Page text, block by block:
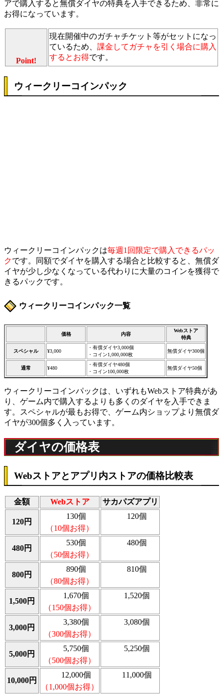
アで購入すると無償ダイヤの特典を入手できるため、非常に
お得になっています。
Point!
現在開催中のガチャチケット等がセットになっ
ているため、 課金してガチャを引く場合に購入
するとお得です。
ウィークリーコインパック
ウィークリーコインパックは毎週1回限定で購入できるパッ
クです。同額でダイヤを購入する場合と比較すると、無償ダ
イヤが少し少なくなっている代わりに大量のコインを獲得で
きるパックです。
ウィークリーコインパック一覧
価格 内容
Webストア
特典
スペシャル ¥3,000
・有償ダイヤ3,000個
・コイン1,000,000枚
無償ダイヤ300個
通常 ¥480
・有償ダイヤ480個
・コイン100,000枚
無償ダイヤ50個
ウィークリーコインパックは、いずれもWebストア特典があ
り、ゲーム内で購入するよりも多くのダイヤを入手できま
す。スペシャルが最もお得で、ゲーム内ショップより無償ダ
イヤが300個多く入っています。
ダイヤの価格表
Webストアとアプリ内ストアの価格比較表
金額 Webストア サカパズアプリ
120円
130個
（10個お得）
120個
480円
530個
（50個お得）
480個
800円
890個
（80個お得）
810個
1,500円
1,670個
（150個お得）
1,520個
3,000円
3,380個
（300個お得）
3,080個
5,000円
5,750個
（500個お得）
5,250個
10,000円
12,000個
（1,000個お得）
11,000個